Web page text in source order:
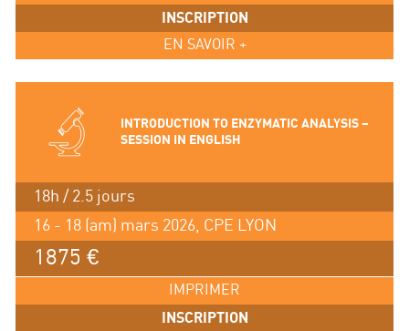
INSCRIPTION
EN SAVOIR +
INTRODUCTION TO ENZYMATIC ANALYSIS –
SESSION IN ENGLISH
18h / 2.5 jours
16 - 18 (am) mars 2026, CPE LYON
1875 €
IMPRIMER
INSCRIPTION